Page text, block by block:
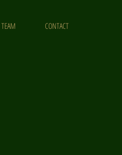
TEAM CONTACT